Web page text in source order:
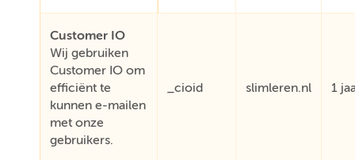
Customer IO
Wij gebruiken
Customer IO om
efficiënt te
kunnen e-mailen
met onze
gebruikers.
_cioid slimleren.nl 1